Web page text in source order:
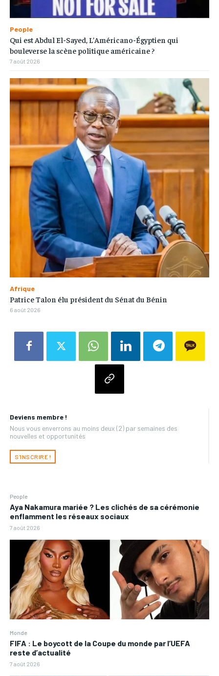
Deviens membre !
Nous vous enverrons au moins deux (2) par semaines des
nouvelles et opportunités
S'INSCRIRE !
People
Aya Nakamura mariée ? Les clichés de sa cérémonie
enflamment les réseaux sociaux
7 août 2026
Monde
FIFA : Le boycott de la Coupe du monde par l’UEFA
reste d’actualité
7 août 2026
People
Qui est Abdul El-Sayed, L’Américano-Égyptien qui
bouleverse la scène politique américaine ?
7 août 2026
Afrique
Patrice Talon élu président du Sénat du Bénin
6 août 2026